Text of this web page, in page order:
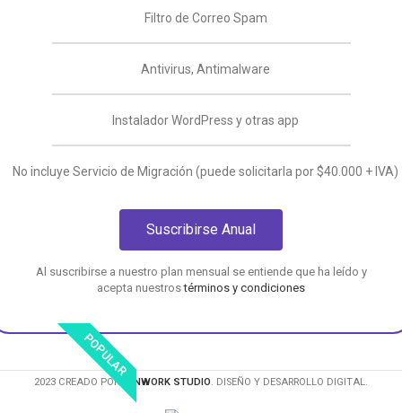
Filtro de Correo Spam
Antivirus, Antimalware
Instalador WordPress y otras app
No incluye Servicio de Migración (puede solicitarla por $40.000 + IVA)
Suscribirse Anual
Al suscribirse a nuestro plan mensual se entiende que ha leído y
acepta nuestrostérminos y condiciones
POPULAR
2023 CREADO POR MINWORK STUDIO. DISEÑO Y DESARROLLO DIGITAL.